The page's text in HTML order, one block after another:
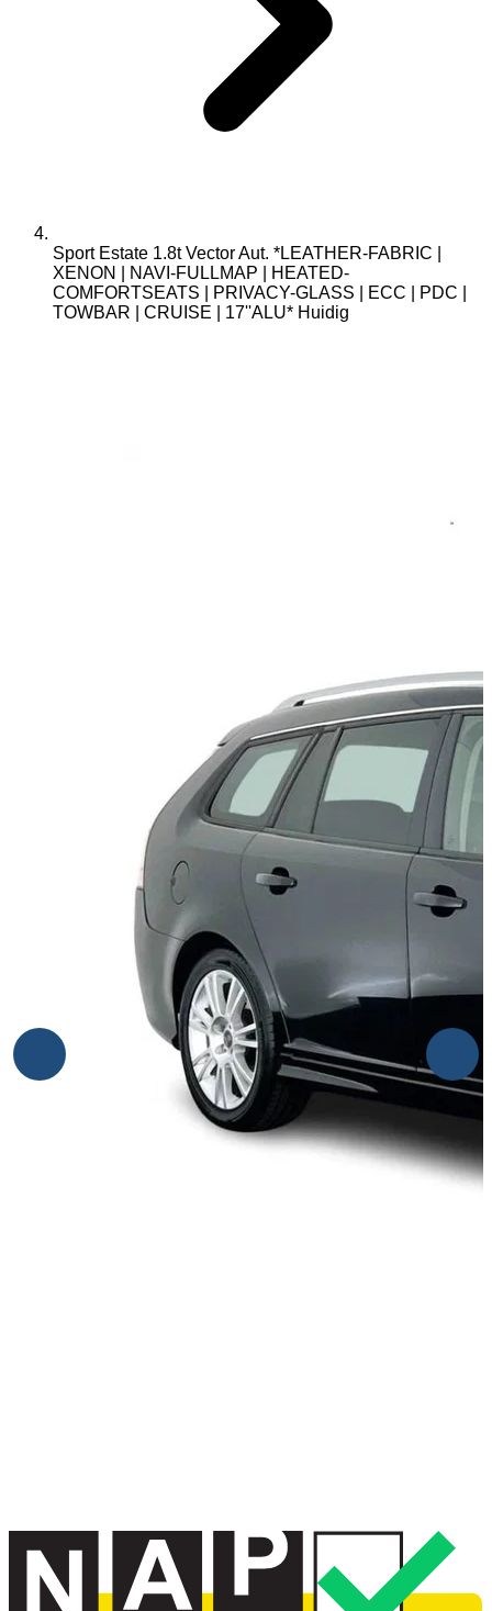
Sport Estate 1.8t Vector Aut. *LEATHER-FABRIC |
XENON | NAVI-FULLMAP | HEATED-
COMFORTSEATS | PRIVACY-GLASS | ECC | PDC |
TOWBAR | CRUISE | 17''ALU* Huidig